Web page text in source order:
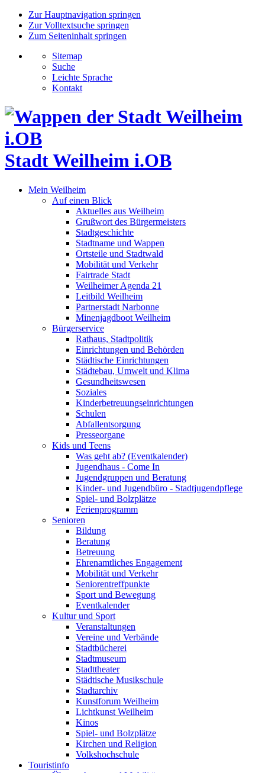
Zur Hauptnavigation springen
Zur Volltextsuche springen
Zum Seiteninhalt springen
Sitemap
Suche
Leichte Sprache
Kontakt
Stadt Weilheim i.OB
Mein Weilheim
Auf einen Blick
Aktuelles aus Weilheim
Grußwort des Bürgermeisters
Stadtgeschichte
Stadtname und Wappen
Ortsteile und Stadtwald
Mobilität und Verkehr
Fairtrade Stadt
Weilheimer Agenda 21
Leitbild Weilheim
Partnerstadt Narbonne
Minenjagdboot Weilheim
Bürgerservice
Rathaus, Stadtpolitik
Einrichtungen und Behörden
Städtische Einrichtungen
Städtebau, Umwelt und Klima
Gesundheitswesen
Soziales
Kinderbetreuungseinrichtungen
Schulen
Abfallentsorgung
Presseorgane
Kids und Teens
Was geht ab? (Eventkalender)
Jugendhaus - Come In
Jugendgruppen und Beratung
Kinder- und Jugendbüro - Stadtjugendpflege
Spiel- und Bolzplätze
Ferienprogramm
Senioren
Bildung
Beratung
Betreuung
Ehrenamtliches Engagement
Mobilität und Verkehr
Seniorentreffpunkte
Sport und Bewegung
Eventkalender
Kultur und Sport
Veranstaltungen
Vereine und Verbände
Stadtbücherei
Stadtmuseum
Stadttheater
Städtische Musikschule
Stadtarchiv
Kunstforum Weilheim
Lichtkunst Weilheim
Kinos
Spiel- und Bolzplätze
Kirchen und Religion
Volkshochschule
Touristinfo